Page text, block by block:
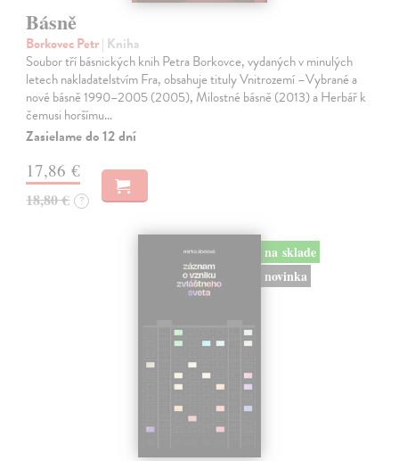
Básně
Borkovec Petr| Kniha
Soubor tří básnických knih Petra Borkovce, vydaných v minulých
letech nakladatelstvím Fra, obsahuje tituly Vnitrozemí –Vybrané a
nové básně 1990–2005 (2005), Milostné básně (2013) a Herbář k
čemusi horšímu…
Zasielame do 12 dní
17,86 €
18,80 € ?
na sklade
novinka